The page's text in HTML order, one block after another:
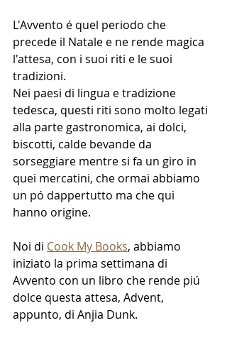
L'Avvento é quel periodo che
precede il Natale e ne rende magica
l'attesa, con i suoi riti e le suoi
tradizioni.
Nei paesi di lingua e tradizione
tedesca, questi riti sono molto legati
alla parte gastronomica, ai dolci,
biscotti, calde bevande da
sorseggiare mentre si fa un giro in
quei mercatini, che ormai abbiamo
un pó dappertutto ma che qui
hanno origine.
Noi di Cook My Books, abbiamo
iniziato la prima settimana di
Avvento con un libro che rende piú
dolce questa attesa, Advent,
appunto, di Anjia Dunk.